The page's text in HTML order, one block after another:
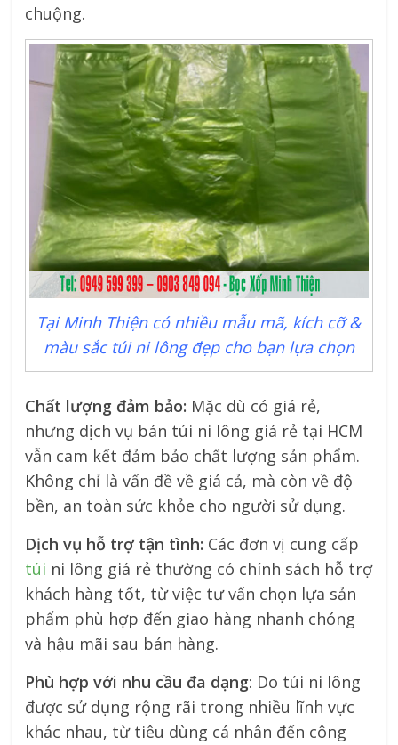
chuộng.
Tại Minh Thiện có nhiều mẫu mã, kích cỡ &
màu sắc túi ni lông đẹp cho bạn lựa chọn
Chất lượng đảm bảo: Mặc dù có giá rẻ,
nhưng dịch vụ bán túi ni lông giá rẻ tại HCM
vẫn cam kết đảm bảo chất lượng sản phẩm.
Không chỉ là vấn đề về giá cả, mà còn về độ
bền, an toàn sức khỏe cho người sử dụng.
Dịch vụ hỗ trợ tận tình: Các đơn vị cung cấp
túi ni lông giá rẻ thường có chính sách hỗ trợ
khách hàng tốt, từ việc tư vấn chọn lựa sản
phẩm phù hợp đến giao hàng nhanh chóng
và hậu mãi sau bán hàng.
Phù hợp với nhu cầu đa dạng: Do túi ni lông
được sử dụng rộng rãi trong nhiều lĩnh vực
khác nhau, từ tiêu dùng cá nhân đến công